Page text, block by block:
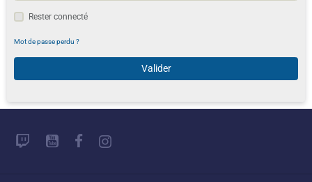
Rester connecté
Mot de passe perdu ?
Valider